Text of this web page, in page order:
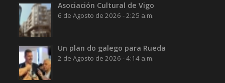
Asociación Cultural de Vigo
6 de Agosto de 2026 - 2:25 a.m.
Un plan do galego para Rueda
2 de Agosto de 2026 - 4:14 a.m.